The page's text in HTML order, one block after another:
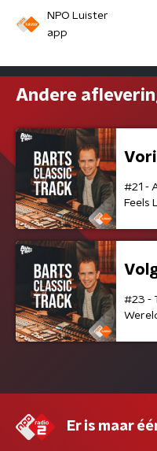
NPO Luister
app
Andere
#21 -
Feels
#23 -
Er is maar